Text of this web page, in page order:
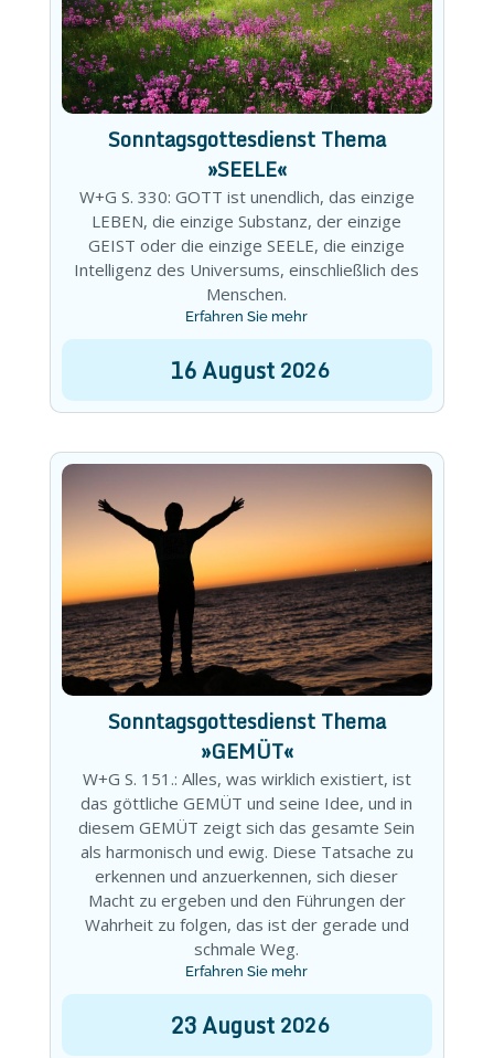
Sonntagsgottesdienst Thema
»SEELE«
W+G S. 330: GOTT ist unendlich, das einzige
LEBEN, die einzige Substanz, der einzige
GEIST oder die einzige SEELE, die einzige
Intelligenz des Universums, einschließlich des
Menschen.
Erfahren Sie mehr
16August 2026
Sonntagsgottesdienst Thema
»GEMÜT«
W+G S. 151.: Alles, was wirklich existiert, ist
das göttliche GEMÜT und seine Idee, und in
diesem GEMÜT zeigt sich das gesamte Sein
als harmonisch und ewig. Diese Tatsache zu
erkennen und anzuerkennen, sich dieser
Macht zu ergeben und den Führungen der
Wahrheit zu folgen, das ist der gerade und
schmale Weg.
Erfahren Sie mehr
23August 2026